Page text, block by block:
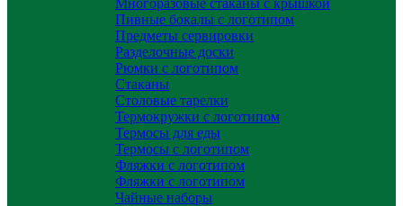
Многоразовые стаканы с крышкой
Пивные бокалы с логотипом
Предметы сервировки
Разделочные доски
Рюмки с логотипом
Стаканы
Столовые тарелки
Термокружки с логотипом
Термосы для еды
Термосы с логотипом
Фляжки с логотипом
Фляжки с логотипом
Чайные наборы